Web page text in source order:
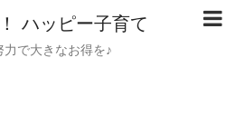
ハッピー子育て
力で大きなお得を♪